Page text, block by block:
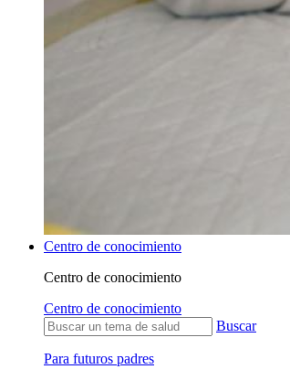
Centro de conocimiento
Centro de conocimiento
Centro de conocimiento
Buscar
Para futuros padres